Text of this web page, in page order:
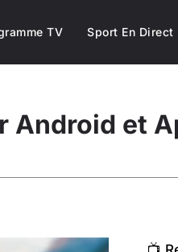
TV Sport En Direct
Android et